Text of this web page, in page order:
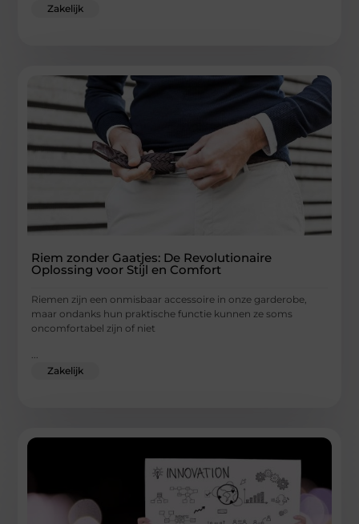
Zakelijk
Riem zonder Gaatjes: De Revolutionaire
Oplossing voor Stijl en Comfort
Riemen zijn een onmisbaar accessoire in onze garderobe,
maar ondanks hun praktische functie kunnen ze soms
oncomfortabel zijn of niet
Zakelijk